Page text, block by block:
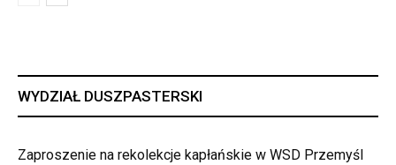
WYDZIAŁ DUSZPASTERSKI
Zaproszenie na rekolekcje kapłańskie w WSD Przemyśl